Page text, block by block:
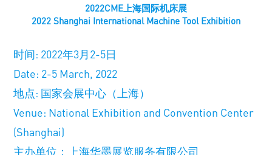
2022CME上海国际机床展
2022 Shanghai International Machine Tool Exhibition
时间: 2022年3月2-5日
Date: 2-5 March, 2022
地点: 国家会展中心（上海）
Venue: National Exhibition and Convention Center
(Shanghai)
主办单位：上海华墨展览服务有限公司